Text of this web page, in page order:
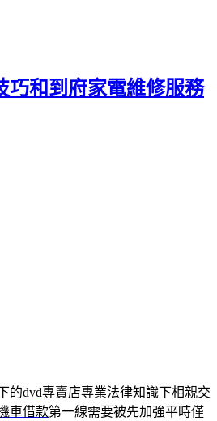
巧和到府家電維修服務
的dvd專賣店專業法律知識下相親交
車借款第一線需要被先加強平時僅